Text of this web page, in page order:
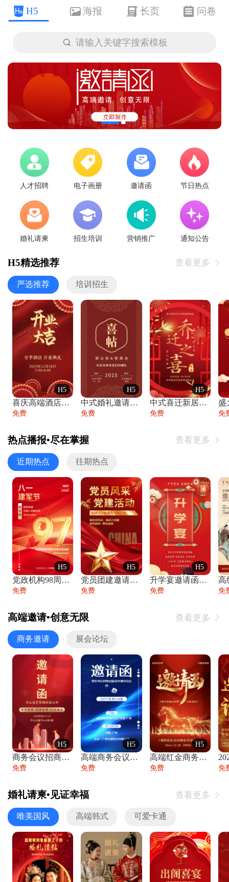
H5 海报 长页 问卷
 请输入关键字搜索模板
人才招聘 电子画册 邀请函 节日热点
婚礼请柬 招生培训 营销推广 通知公告
H5精选推荐 查看更多 
严选推荐 培训招生
H5
喜庆高端酒店开业大吉邀请函
免费
H5
中式婚礼邀请函中国风传统复古婚礼请柬请帖
免费
H5
中式喜迁新居乔迁之喜邀请函宴会请帖
免费 免
热点播报•尽在掌握 查看更多 
近期热点 往期热点
H5
党政机构98周年八一建军节庆祝晚会活动邀
免费
H5
党员团建邀请函党建活动风采党会工作汇报总
免费
H5
升学宴邀请函喜报金榜题名高端谢师宴邀请函
免费 免
高端邀请•创意无限 查看更多 
商务邀请 展会论坛
H5
商务会议招商展会科技峰会邀请函年会邀请
免费
H5
高端商务会议招商加盟展会峰会论坛邀请函
免费
H5
高端红金商务会议年会年终盛典答谢邀请函
免费 免
婚礼请柬•见证幸福 查看更多 
唯美国风 高端韩式 可爱卡通